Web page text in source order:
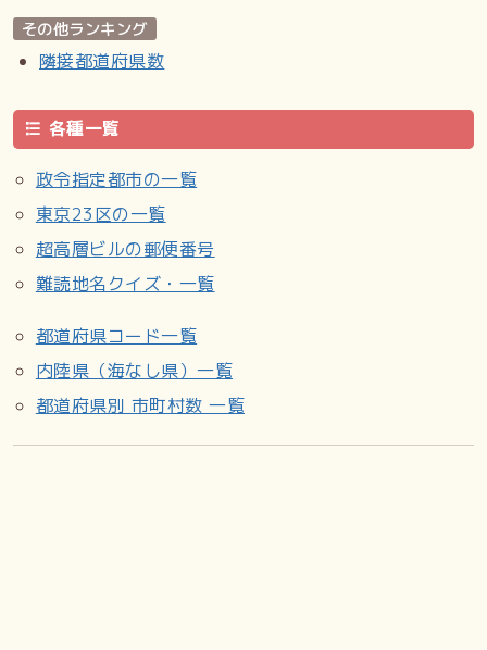
その他ランキング
隣接都道府県数
各種一覧
政令指定都市の一覧
東京23区の一覧
超高層ビルの郵便番号
難読地名クイズ・一覧
都道府県コード一覧
内陸県（海なし県）一覧
都道府県別 市町村数 一覧